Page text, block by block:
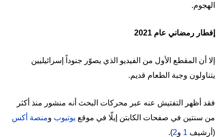
الهجوم.
إفطار رمضاني عام 2021
إلا أن المقطع الأول من الفيديو الذي يصوّر جنوداً إسرائيليين
يتناولون وجبة الطعام قديم.
فقد أظهر التفتيش عنه عبر محركات البحث أنه منشور منذ أكثر
من سنتين في صفحات الكابتن إيلّا في موقع يوتيوب ومنصة أكس
(أرشيف 1 و2
).